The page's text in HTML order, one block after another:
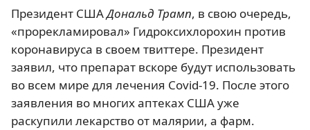
Президент СШАДональд Трамп, в свою очередь,
«прорекламировал» Гидроксихлорохин против
коронавируса в своем твиттере. Президент
заявил, что препарат вскоре будут использовать
во всем мире для лечения Covid-19. После этого
заявления во многих аптеках США уже
раскупили лекарство от малярии, а фарм.